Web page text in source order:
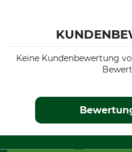
Keine Kundenbewertung